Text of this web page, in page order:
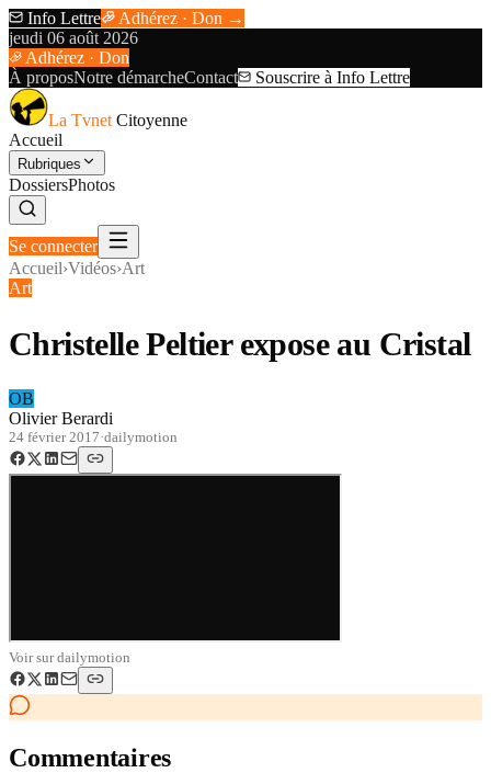
Info Lettre
Adhérez · Don →
jeudi 06 août 2026
Adhérez · Don
À proposNotre démarcheContact Souscrire à Info Lettre
La Tvnet Citoyenne
Accueil
Rubriques
DossiersPhotos
Se connecter
Accueil›Vidéos›Art
Art
Christelle Peltier expose au Cristal
OB
Olivier Berardi
24 février 2017·dailymotion
Voir surdailymotion
Commentaires